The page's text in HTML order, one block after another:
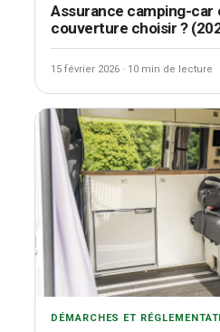
Assurance camping-car
couverture choisir ?
15 février 2026 · 10 min de lecture
DÉMARCHES ET